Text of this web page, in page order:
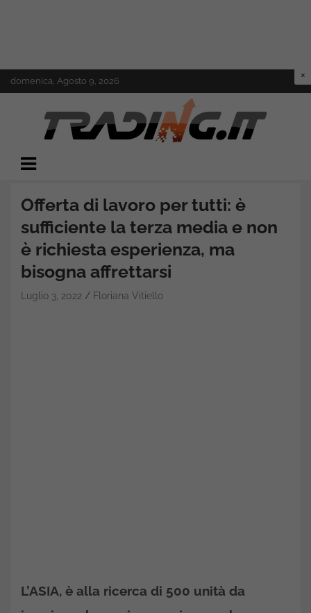
Skip
to
domenica, Agosto 9, 2026
Trading.it
Offerta di lavoro per tutti: è
sufficiente la terza media e non
è richiesta esperienza, ma
bisogna affrettarsi
Luglio 3, 2022 Floriana Vitiello
L’ASIA, è alla ricerca di 500 unità da